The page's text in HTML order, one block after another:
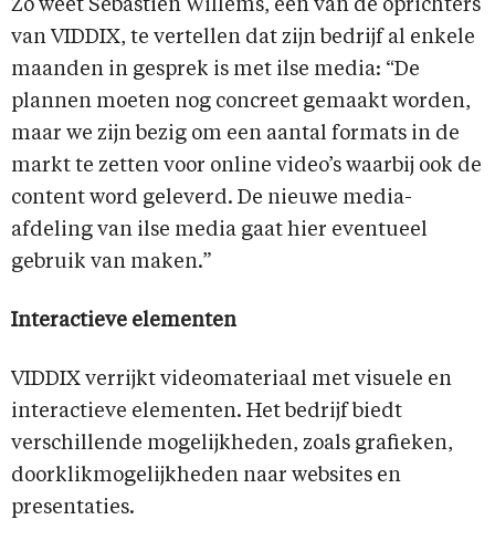
Zo weet Sébastien Willems, een van de oprichters
van VIDDIX, te vertellen dat zijn bedrijf al enkele
maanden in gesprek is met ilse media: “De
plannen moeten nog concreet gemaakt worden,
maar we zijn bezig om een aantal formats in de
markt te zetten voor online video’s waarbij ook de
content word geleverd. De nieuwe media-
afdeling van ilse media gaat hier eventueel
gebruik van maken.”
Interactieve elementen
VIDDIX verrijkt videomateriaal met visuele en
interactieve elementen. Het bedrijf biedt
verschillende mogelijkheden, zoals grafieken,
doorklikmogelijkheden naar websites en
presentaties.